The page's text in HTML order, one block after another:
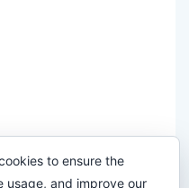
to ensure the
usage, and improve our